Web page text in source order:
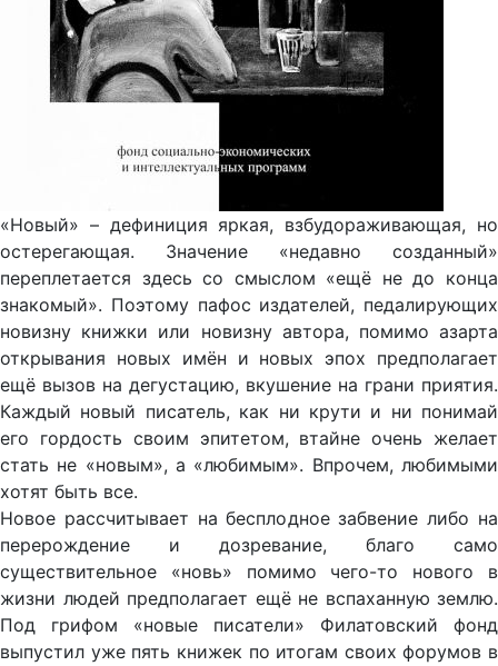
«Новый» – дефиниция яркая, взбудораживающая, но
остерегающая. Значение «недавно созданный»
переплетается здесь со смыслом «ещё не до конца
знакомый». Поэтому пафос издателей, педалирующих
новизну книжки или новизну автора, помимо азарта
открывания новых имён и новых эпох предполагает
ещё вызов на дегустацию, вкушение на грани приятия.
Каждый новый писатель, как ни крути и ни понимай
его гордость своим эпитетом, втайне очень желает
стать не «новым», а «любимым». Впрочем, любимыми
хотят быть все.
Новое рассчитывает на бесплодное забвение либо на
перерождение и дозревание, благо само
существительное «новь» помимо чего-то нового в
жизни людей предполагает ещё не вспаханную землю.
Под грифом «новые писатели» Филатовский фонд
выпустил уже пять книжек по итогам своих форумов в